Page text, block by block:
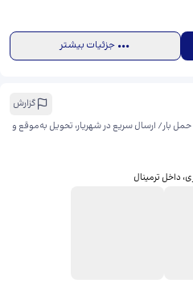
جزئیات بیشتر
گزارش
حمل بار/ ارسال سریع در شهریار، تحویل به‌موقع و
​داخل ترمینال